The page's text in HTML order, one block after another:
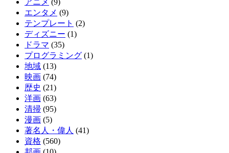
アニメ (9)
エンタメ (9)
テンプレート (2)
ディズニー (1)
ドラマ (35)
プログラミング (1)
地域 (13)
映画 (74)
歴史 (21)
洋画 (63)
清掃 (95)
漫画 (5)
著名人・偉人 (41)
資格 (560)